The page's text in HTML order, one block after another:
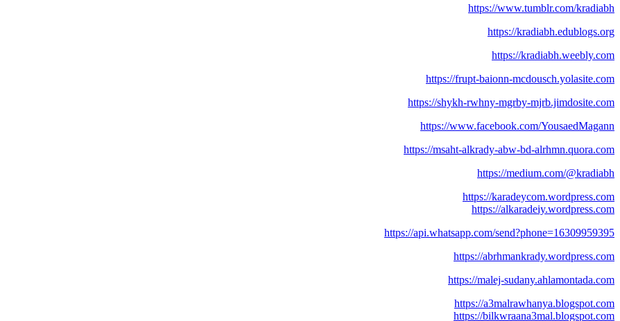
https://www.tumblr.com/kradiabh
https://kradiabh.edublogs.org
https://kradiabh.weebly.com
https://frupt-baionn-mcdousch.yolasite.com
https://shykh-rwhny-mgrby-mjrb.jimdosite.com
https://www.facebook.com/YousaedMagann
https://msaht-alkrady-abw-bd-alrhmn.quora.com
https://medium.com/@kradiabh
https://karadeycom.wordpress.com
https://alkaradeiy.wordpress.com
https://api.whatsapp.com/send?phone=16309959395
https://abrhmankrady.wordpress.com
https://malej-sudany.ahlamontada.com
https://a3malrawhanya.blogspot.com
https://bilkwraana3mal.blogspot.com